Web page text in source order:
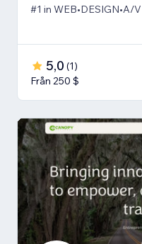
#1 in WEB•DESIGN•A/V
5,0 (1)
Från 250 $